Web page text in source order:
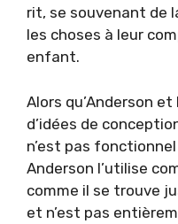
rit, se souvenant de
les choses à leur
enfant.
Alors qu’Anderson
d’idées de
n’est pas
Anderson l’utilise
comme il se trouve
et n’est pas